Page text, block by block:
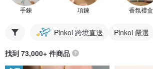
手鍊 項鍊 香氛禮盒
Pinkoi 跨境直送 Pinkoi 嚴選
找到 73,000+ 件商品